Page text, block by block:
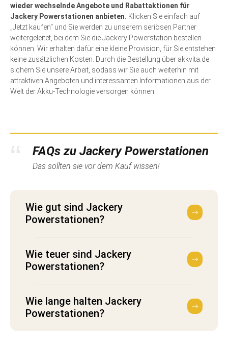
wieder wechselnde Angebote und Rabattaktionen für
Jackery Powerstationen anbieten. Klicken Sie einfach auf
„Jetzt kaufen“ und Sie werden zu unserem seriösen Partner
weitergeleitet, bei dem Sie die Jackery Powerstation bestellen
können. Wir erhalten dafür eine kleine Provision, für Sie entstehen
keine zusätzlichen Kosten. Durch die Bestellung über akkvita.de
sichern Sie unsere Arbeit, sodass wir Sie auch weiterhin mit
attraktiven Angeboten und interessanten Informationen aus der
Welt der Akku-Technologie versorgen können.
FAQs zu Jackery Powerstationen
Das sollten sie vor dem Kauf wissen!
Wie gut sind Jackery
Powerstationen?
Wie teuer sind Jackery
Powerstationen?
Wie lange halten Jackery
Powerstationen?